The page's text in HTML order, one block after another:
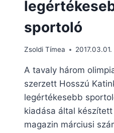
sportoló
Zsoldi Tímea
A tavaly három
szerzett Hosszú
legértékesebb
kiadása által
magazin márciusi